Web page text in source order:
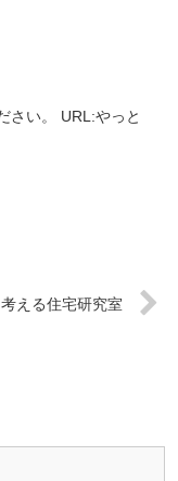
さい。 URL:やっと
える住宅研究室